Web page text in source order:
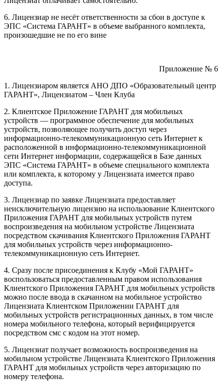
6. Лицензиар не несёт ответственности за сбои в доступе к
ЭПС «Система ГАРАНТ» в объеме выбранного комплекта,
произошедшие не по его вине
Приложение № 6
1. Лицензиаром является АНО ДПО «Образовательный центр
ГАРАНТ», Лицензиатом – Член Клуба
2. Клиентское Приложение ГАРАНТ для мобильных
устройств — программное обеспечение для мобильных
устройств, позволяющее получить доступ через
информационно-телекоммуникационную сеть Интернет к
расположенной в информационно-телекоммуникационной
сети Интернет информации, содержащейся в Базе данных
ЭПС «Система ГАРАНТ» в объеме специального комплекта
или комплекта, к которому у Лицензиата имеется право
доступа.
3. Лицензиар по заявке Лицензиата предоставляет
неисключительную лицензию на использование Клиентского
Приложения ГАРАНТ для мобильных устройств путем
воспроизведения на мобильном устройстве Лицензиата
посредством скачивания Клиентского Приложения ГАРАНТ
для мобильных устройств через информационно-
телекоммуникационную сеть Интернет.
4. Сразу после присоединения к Клубу «Мой ГАРАНТ»
воспользоваться предоставленным правом использования
Клиентского Приложения ГАРАНТ для мобильных устройств
можно после ввода в скачанном на мобильное устройство
Лицензиата Клиентском Приложении ГАРАНТ для
мобильных устройств регистрационных данных, в том числе
номера мобильного телефона, который верифицируется
посредством смс с кодом на этот номер.
5. Лицензиат получает возможность воспроизведения на
мобильном устройстве Лицензиата Клиентского Приложения
ГАРАНТ для мобильных устройств через авторизацию по
номеру телефона.